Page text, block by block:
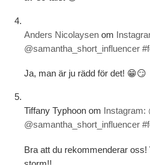
Anders Nicolaysen om
@samantha_short_influencer
Ja, man är ju rädd för det! 😁😏
Tiffany Typhoon om Instagram:
@samantha_short_influencer
Bra att du rekommenderar